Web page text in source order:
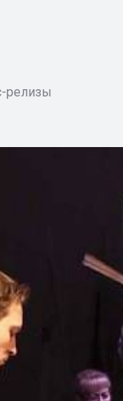
релизы